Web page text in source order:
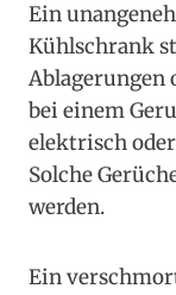
Ein
Kühlschrank
Ablagerungen
bei einem
elektrisch
Solche
werden.
Ein